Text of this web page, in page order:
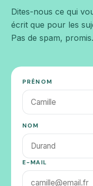
Dites-nous ce qui
écrit que pour les
Pas de spam, promis.
PRÉNOM
NOM
E-MAIL